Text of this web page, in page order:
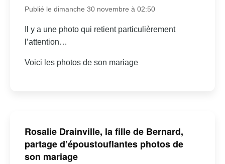
Publié le dimanche 30 novembre à 02:50
Il y a une photo qui retient particulièrement
l’attention…
Voici les photos de son mariage
Rosalie Drainville, la fille de Bernard,
partage d’époustouflantes photos de
son mariage